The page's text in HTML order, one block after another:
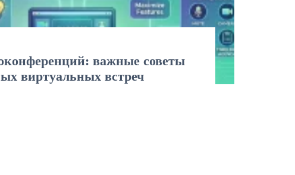
важные советы
виртуальных встреч